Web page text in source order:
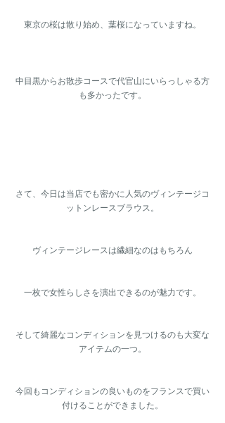
東京の桜は散り始め、葉桜になっていますね。
中目黒からお散歩コースで代官山にいらっしゃる方
も多かったです。
さて、今日は当店でも密かに人気のヴィンテージコ
ットンレースブラウス。
ヴィンテージレースは繊細なのはもちろん
一枚で女性らしさを演出できるのが魅力です。
そして綺麗なコンディションを見つけるのも大変な
アイテムの一つ。
今回もコンディションの良いものをフランスで買い
付けることができました。